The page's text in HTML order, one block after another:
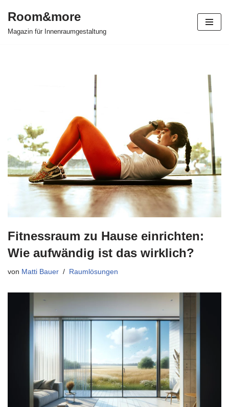
Zum
Room&more
Magazin für Innenraumgestaltung
Fitnessraum zu Hause einrichten:
Wie aufwändig ist das wirklich?
von Matti Bauer Raumlösungen